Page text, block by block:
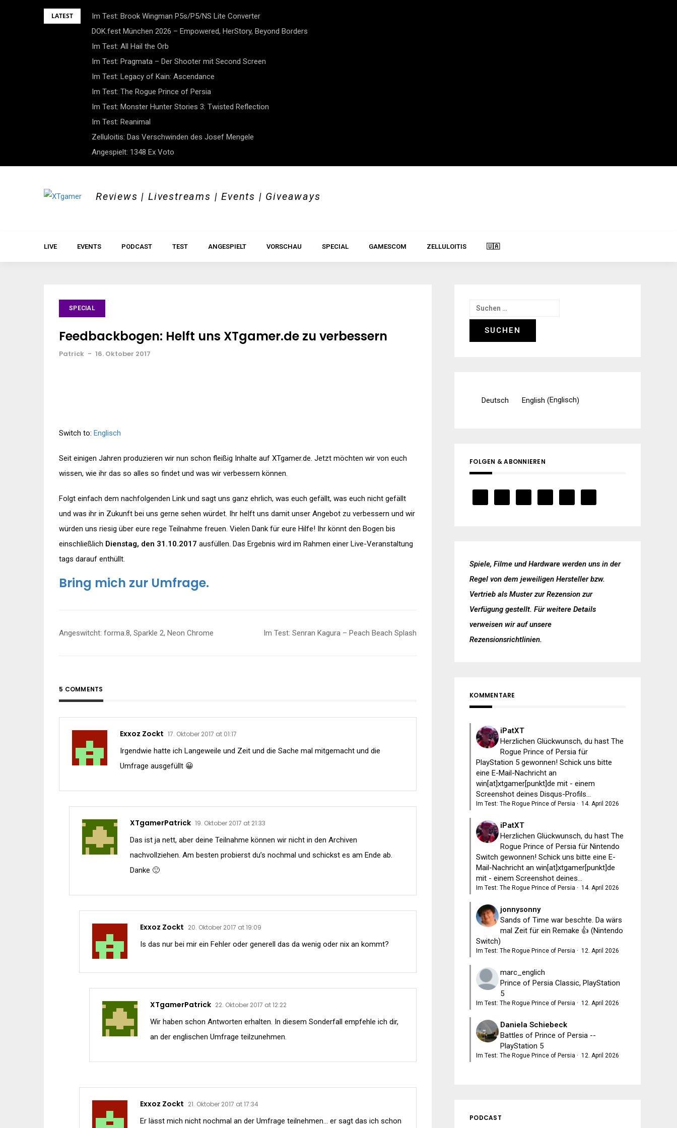
LATEST
Im Test: Brook Wingman P5s/P5/NS Lite Converter
DOK.fest München 2026 – Empowered, HerStory, Beyond Borders
Im Test: All Hail the Orb
Im Test: Pragmata – Der Shooter mit Second Screen
Im Test: Legacy of Kain: Ascendance
Im Test: The Rogue Prince of Persia
Im Test: Monster Hunter Stories 3: Twisted Reflection
Im Test: Reanimal
Zelluloitis: Das Verschwinden des Josef Mengele
Angespielt: 1348 Ex Voto
Reviews | Livestreams | Events | Giveaways
LIVE EVENTS PODCAST TEST ANGESPIELT VORSCHAU SPECIAL GAMESCOM ZELLULOITIS 🇺🇦
SPECIAL
Feedbackbogen: Helft uns XTgamer.de zu verbessern
Patrick - 16. Oktober 2017
Switch to: Englisch
Seit einigen Jahren produzieren wir nun schon fleißig Inhalte auf XTgamer.de. Jetzt möchten wir von euch
wissen, wie ihr das so alles so findet und was wir verbessern können.
Folgt einfach dem nachfolgenden Link und sagt uns ganz ehrlich, was euch gefällt, was euch nicht gefällt
und was ihr in Zukunft bei uns gerne sehen würdet. Ihr helft uns damit unser Angebot zu verbessern und wir
würden uns riesig über eure rege Teilnahme freuen. Vielen Dank für eure Hilfe! Ihr könnt den Bogen bis
einschließlich Dienstag, den 31.10.2017 ausfüllen. Das Ergebnis wird im Rahmen einer Live-Veranstaltung
tags darauf enthüllt.
Bring mich zur Umfrage.
Beitragsnavigation
Angeswitcht: forma.8, Sparkle 2, Neon Chrome Im Test: Senran Kagura – Peach Beach Splash
5 COMMENTS
Exxoz Zockt 17. Oktober 2017 at 01:17
Irgendwie hatte ich Langeweile und Zeit und die Sache mal mitgemacht und die
Umfrage ausgefüllt 😀
XTgamerPatrick 19. Oktober 2017 at 21:33
Das ist ja nett, aber deine Teilnahme können wir nicht in den Archiven
nachvollziehen. Am besten probierst du’s nochmal und schickst es am Ende ab.
Danke 🙂
Exxoz Zockt 20. Oktober 2017 at 19:09
Is das nur bei mir ein Fehler oder generell das da wenig oder nix an kommt?
XTgamerPatrick 22. Oktober 2017 at 12:22
Wir haben schon Antworten erhalten. In diesem Sonderfall empfehle ich dir,
an der englischen Umfrage teilzunehmen.
Exxoz Zockt 21. Oktober 2017 at 17:34
Er lässt mich nicht nochmal an der Umfrage teilnehmen… er sagt das ich schon
Suchen
nach:
Deutsch English (Englisch)
FOLGEN & ABONNIEREN
Spiele, Filme und Hardware werden uns in der
Regel von dem jeweiligen Hersteller bzw.
Vertrieb als Muster zur Rezension zur
Verfügung gestellt. Für weitere Details
verweisen wir auf unsere
Rezensionsrichtlinien.
KOMMENTARE
iPatXT
Herzlichen Glückwunsch, du hast The
Rogue Prince of Persia für
PlayStation 5 gewonnen! Schick uns bitte
eine E-Mail-Nachricht an
win[at]xtgamer[punkt]de mit - einem
Screenshot deines Disqus-Profils...
Im Test: The Rogue Prince of Persia · 14. April 2026
iPatXT
Herzlichen Glückwunsch, du hast The
Rogue Prince of Persia für Nintendo
Switch gewonnen! Schick uns bitte eine E-
Mail-Nachricht an win[at]xtgamer[punkt]de
mit - einem Screenshot deines...
Im Test: The Rogue Prince of Persia · 14. April 2026
jonnysonny
Sands of Time war beschte. Da wärs
mal Zeit für ein Remake 👍 (Nintendo
Switch)
Im Test: The Rogue Prince of Persia · 12. April 2026
marc_englich
Prince of Persia Classic, PlayStation
5
Im Test: The Rogue Prince of Persia · 12. April 2026
Daniela Schiebeck
Battles of Prince of Persia --
PlayStation 5
Im Test: The Rogue Prince of Persia · 12. April 2026
PODCAST